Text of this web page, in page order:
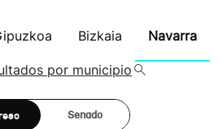
Bizkaia Navarra
por municipio
Senado